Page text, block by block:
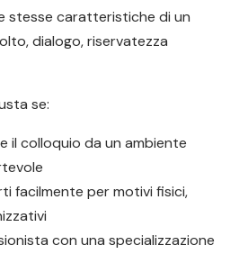
stesse caratteristiche di un
dialogo, riservatezza
se:
il colloquio da un ambiente
facilmente per motivi fisici,
con una specializzazione